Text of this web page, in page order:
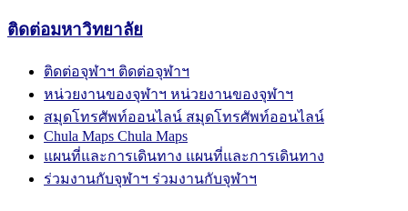
ติดต่อมหาวิทยาลัย
ติดต่อจุฬาฯ ติดต่อจุฬาฯ
หน่วยงานของจุฬาฯ หน่วยงานของจุฬาฯ
สมุดโทรศัพท์ออนไลน์ สมุดโทรศัพท์ออนไลน์
Chula Maps Chula Maps
แผนที่และการเดินทาง แผนที่และการเดินทาง
ร่วมงานกับจุฬาฯ ร่วมงานกับจุฬาฯ